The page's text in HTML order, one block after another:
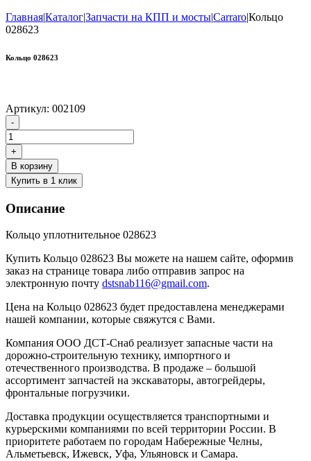
Главная|Каталог|Запчасти на КПП и мосты|Carraro|Кольцо
028623
Кольцо 028623
Артикул: 002109
Количество
товара
Кольцо
028623
-
+
В корзину
Купить в 1 клик
Описание
Кольцо уплотнительное 028623
Купить Кольцо 028623 Вы можете на нашем сайте, оформив
заказ на странице товара либо отправив запрос на
электронную почту dstsnab116@gmail.com.
Цена на Кольцо 028623 будет предоставлена менеджерами
нашей компании, которые свяжутся с Вами.
Компания ООО ДСТ-Снаб реализует запасные части на
дорожно-строительную технику, импортного и
отечественного производства. В продаже – большой
ассортимент запчастей на экскаваторы, автогрейдеры,
фронтальные погрузчики.
Доставка продукции осуществляется транспортными и
курьерскими компаниями по всей территории России. В
приоритете работаем по городам Набережные Челны,
Альметьевск, Ижевск, Уфа, Ульяновск и Самара.